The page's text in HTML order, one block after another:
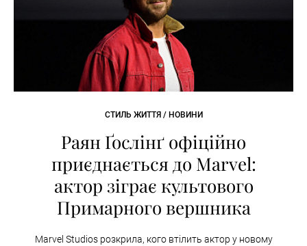
СТИЛЬ ЖИТТЯ / НОВИНИ
Раян Ґослінґ офіційно
приєднається до Marvel:
актор зіграє культового
Примарного вершника
Marvel Studios розкрила, кого втілить актор у новому